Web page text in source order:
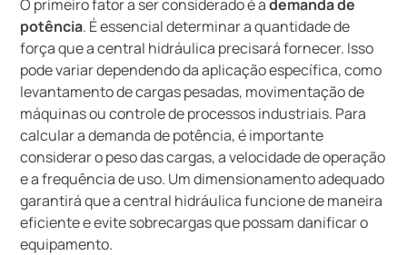
O primeiro fator a ser considerado é ademanda de
potência. É essencial determinar a quantidade de
força que a central hidráulica precisará fornecer. Isso
pode variar dependendo da aplicação específica, como
levantamento de cargas pesadas, movimentação de
máquinas ou controle de processos industriais. Para
calcular a demanda de potência, é importante
considerar o peso das cargas, a velocidade de operação
e a frequência de uso. Um dimensionamento adequado
garantirá que a central hidráulica funcione de maneira
eficiente e evite sobrecargas que possam danificar o
equipamento.